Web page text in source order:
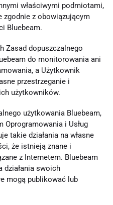
właściwymi podmiotami,
z obowiązującym
Bluebeam.
Zasad dopuszczalnego
do monitorowania ani
a Użytkownik
przestrzeganie i
użytkowników.
użytkowania Bluebeam,
i Usług
takie działania na własne
że istnieją znane i
z Internetem. Bluebeam
działania swoich
mogą publikować lub